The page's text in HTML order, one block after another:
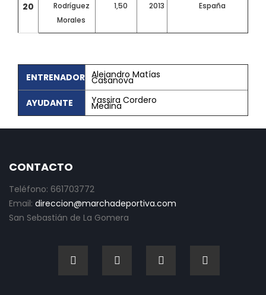
20
Rodríguez
Morales
1,50 2013 España
ENTRENADOR Alejandro Matías
Casanova
AYUDANTE
Yassira Cordero
Medina
CONTACTO
Teléfono: 661703772
Email: direccion@marchadeportiva.com
San Sebastián de La Gomera